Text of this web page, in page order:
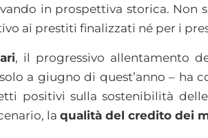
in prospettiva storica. Non
ai prestiti finalizzati né per i
, il progressivo allentamento
a giugno di quest’anno – ha
positivi sulla sostenibilità
la qualità del credito dei